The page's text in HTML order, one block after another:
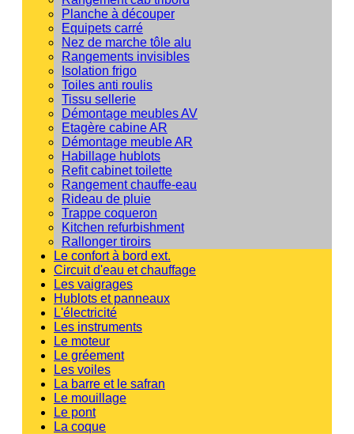
Planche à découper
Equipets carré
Nez de marche tôle alu
Rangements invisibles
Isolation frigo
Toiles anti roulis
Tissu sellerie
Démontage meubles AV
Etagère cabine AR
Démontage meuble AR
Habillage hublots
Refit cabinet toilette
Rangement chauffe-eau
Rideau de pluie
Trappe coqueron
Kitchen refurbishment
Rallonger tiroirs
Le confort à bord ext.
Circuit d'eau et chauffage
Les vaigrages
Hublots et panneaux
L'électricité
Les instruments
Le moteur
Le gréement
Les voiles
La barre et le safran
Le mouillage
Le pont
La coque